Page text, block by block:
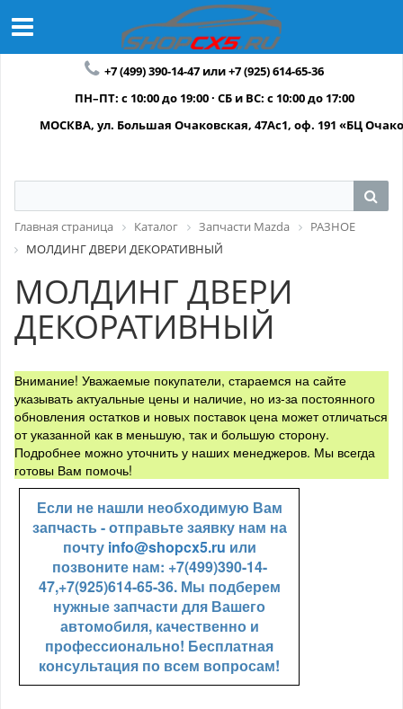
+7 (499) 390-14-47 или +7 (925) 614-65-36
ПН–ПТ: с 10:00 до 19:00 · СБ и ВС: с 10:00 до 17:00
МОСКВА, ул. Большая Очаковская, 47Ас1, оф. 191 «БЦ
Главная страница Каталог Запчасти Mazda
РАЗНОЕ
МОЛДИНГ ДВЕРИ ДЕКОРАТИВНЫЙ
МОЛДИНГ ДВЕРИ
ДЕКОРАТИВНЫЙ
Внимание! Уважаемые покупатели, стараемся на сайте
указывать актуальные цены и наличие, но из-за постоянного
обновления остатков и новых поставок цена может отличаться
от указанной как в меньшую, так и большую сторону.
Подробнее можно уточнить у наших менеджеров. Мы всегда
готовы Вам помочь!
Если не нашли необходимую Вам
запчасть - отправьте заявку нам на
почту info@shopcx5.ru или
позвоните нам: +7(499)390-14-
47,+7(925)614-65-36. Мы подберем
нужные запчасти для Вашего
автомобиля, качественно и
профессионально! Бесплатная
консультация по всем вопросам!